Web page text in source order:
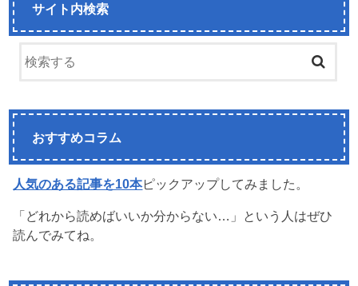
サイト内検索
おすすめコラム
人気のある記事を10本ピックアップしてみました。
「どれから読めばいいか分からない…」という人はぜひ
読んでみてね。